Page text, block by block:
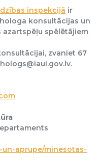
inspekcijā ir
konsultācijas un
spēlētājiem
zvaniet 67
aprupe/minesotas-